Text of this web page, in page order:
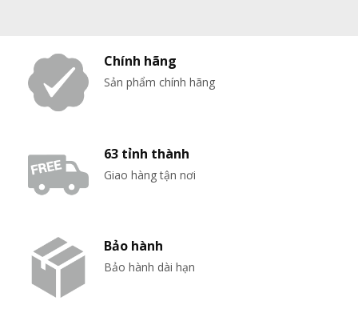
Chính hãng
Sản phẩm chính hãng
63 tỉnh thành
Giao hàng tận nơi
Bảo hành
Bảo hành dài hạn